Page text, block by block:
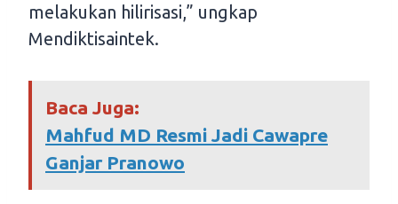
melakukan hilirisasi,” ungkap
Mendiktisaintek.
Baca Juga:
Mahfud MD Resmi Jadi Cawapre
Ganjar Pranowo